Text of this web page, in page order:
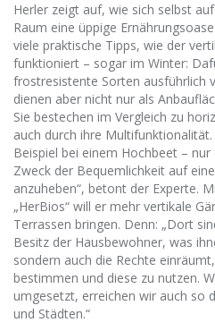
Herler zeigt auf, wie sich selbst
Raum eine üppige
viele praktische Tipps, wie der
funktioniert – sogar im Winter:
frostresistente Sorten ausführlich
dienen aber nicht nur als
Sie bestechen im Vergleich zu
auch durch ihre
Beispiel bei einem Hochbeet –
Zweck der Bequemlichkeit auf
anzuheben“, betont der Experte.
„HerBios“ will er mehr vertikale
Terrassen bringen. Denn: „Dort
Besitz der Hausbewohner, was
sondern auch die Rechte
bestimmen und diese zu nutzen.
umgesetzt, erreichen wir auch so
und Städten.“